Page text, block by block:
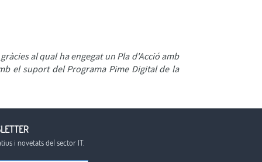
al qual ha engegat un Pla d'Acció amb
el suport del Programa Pime Digital de la
i novetats del sector IT.